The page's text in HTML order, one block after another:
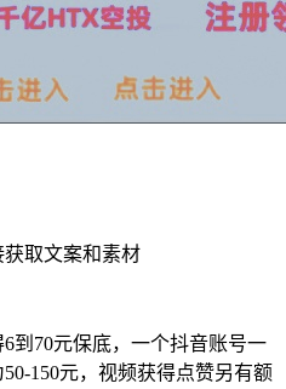
取文案和素材
到70元保底，一个抖音账号一
150元，视频获得点赞另有额